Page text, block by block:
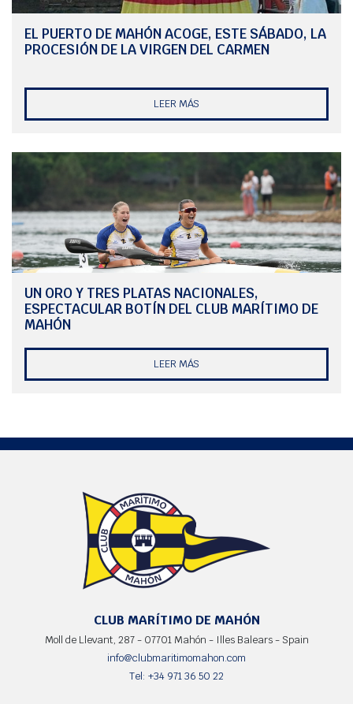
EL PUERTO DE MAHÓN ACOGE, ESTE SÁBADO, LA
PROCESIÓN DE LA VIRGEN DEL CARMEN
LEER MÁS
UN ORO Y TRES PLATAS NACIONALES,
ESPECTACULAR BOTÍN DEL CLUB MARÍTIMO DE
MAHÓN
LEER MÁS
CLUB MARÍTIMO DE MAHÓN
Moll de Llevant, 287 - 07701 Mahón - Illes Balears - Spain
info@clubmaritimomahon.com
Tel: +34 971 36 50 22